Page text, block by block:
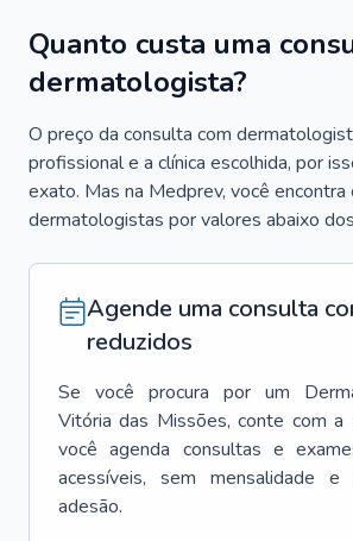
Quanto custa uma
dermatologista?
O preço da consulta com
profissional e a clínica escolhida, por
exato. Mas na Medprev, você encontra
dermatologistas por valores abaixo
Agende uma consulta
reduzidos
Se você procura por um
Vitória das Missões, conte com a
você agenda consultas e
acessíveis, sem mensalidade
adesão.